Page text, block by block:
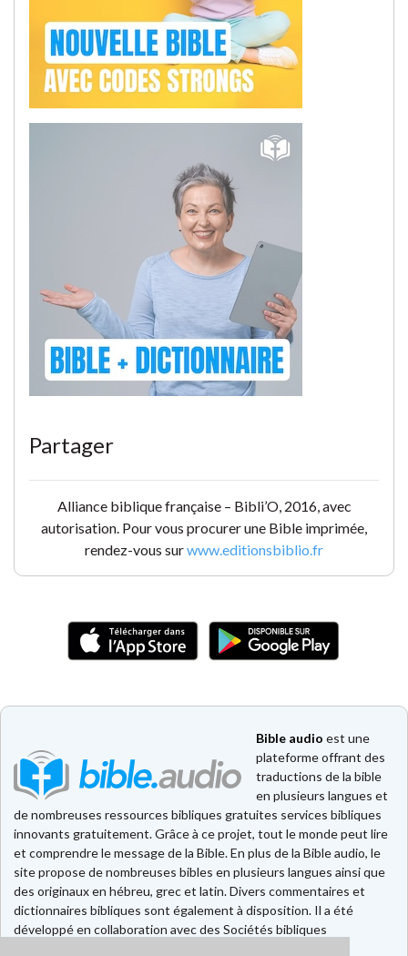
Partager
Alliance biblique française – Bibli’O, 2016, avec
autorisation. Pour vous procurer une Bible imprimée,
rendez-vous surwww.editionsbiblio.fr
Bible audio est une
plateforme offrant des
traductions de la bible
en plusieurs langues et
de nombreuses ressources bibliques gratuites services bibliques
innovants gratuitement. Grâce à ce projet, tout le monde peut lire
et comprendre le message de la Bible. En plus de la Bible audio, le
site propose de nombreuses bibles en plusieurs langues ainsi que
des originaux en hébreu, grec et latin. Divers commentaires et
dictionnaires bibliques sont également à disposition. Il a été
développé en collaboration avec des Sociétés bibliques